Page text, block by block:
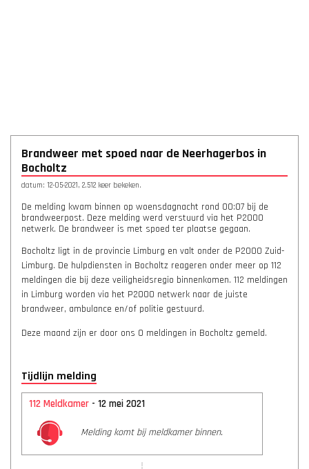
Brandweer met spoed naar de Neerhagerbos in
Bocholtz
datum: 12-05-2021, 2.512 keer bekeken.
De melding kwam binnen op woensdagnacht rond 00:07 bij de
brandweerpost. Deze melding werd verstuurd via het P2000
netwerk. De brandweer is met spoed ter plaatse gegaan.
Bocholtz ligt in de provincie Limburg en valt onder de P2000 Zuid-
Limburg. De hulpdiensten in Bocholtz reageren onder meer op 112
meldingen die bij deze veiligheidsregio binnenkomen. 112 meldingen
in Limburg worden via het P2000 netwerk naar de juiste
brandweer, ambulance en/of politie gestuurd.
Deze maand zijn er door ons 0 meldingen in Bocholtz gemeld.
Tijdlijn melding
112 Meldkamer - 12 mei 2021
Melding komt bij meldkamer binnen.